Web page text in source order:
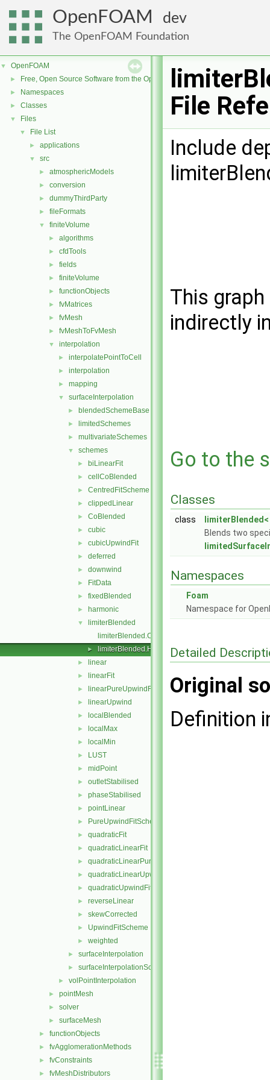
OpenFOAM dev
The OpenFOAM Foundation
▼ OpenFOAM
► Free, Open Source Software from the OpenFOAM Foundation
► Namespaces
► Classes
▼ Files
▼ File List
► applications
▼ src
► atmosphericModels
► conversion
► dummyThirdParty
► fileFormats
▼ finiteVolume
► algorithms
► cfdTools
► fields
► finiteVolume
► functionObjects
► fvMatrices
► fvMesh
► fvMeshToFvMesh
▼ interpolation
► interpolatePointToCell
► interpolation
► mapping
▼ surfaceInterpolation
► blendedSchemeBase
► limitedSchemes
► multivariateSchemes
▼ schemes
► biLinearFit
► cellCoBlended
► CentredFitScheme
► clippedLinear
► CoBlended
► cubic
► cubicUpwindFit
► deferred
► downwind
► FitData
► fixedBlended
► harmonic
▼
limiterBlended
limiterBlended.C
► limiterBlended.H
► linear
► linearFit
► linearPureUpwindFit
► linearUpwind
► localBlended
► localMax
► localMin
► LUST
► midPoint
► outletStabilised
► phaseStabilised
► pointLinear
► PureUpwindFitScheme
► quadraticFit
► quadraticLinearFit
► quadraticLinearPureUpwindFit
► quadraticLinearUpwindFit
► quadraticUpwindFit
► reverseLinear
► skewCorrected
► UpwindFitScheme
► weighted
► surfaceInterpolation
► surfaceInterpolationScheme
► volPointInterpolation
► pointMesh
► solver
► surfaceMesh
► functionObjects
► fvAgglomerationMethods
► fvConstraints
► fvMeshDistributors
File
Include
This
indirectly
Go to the
Classes
class
limiterBlended<
Blends two
Namespaces
Foam
Namespace for
Detailed
Original
Definition